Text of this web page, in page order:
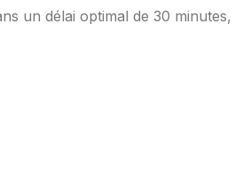
un délai optimal de 30